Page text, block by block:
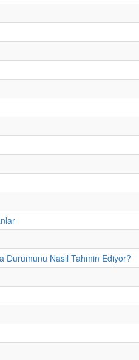
Durumunu Nasıl Tahmin Ediyor?